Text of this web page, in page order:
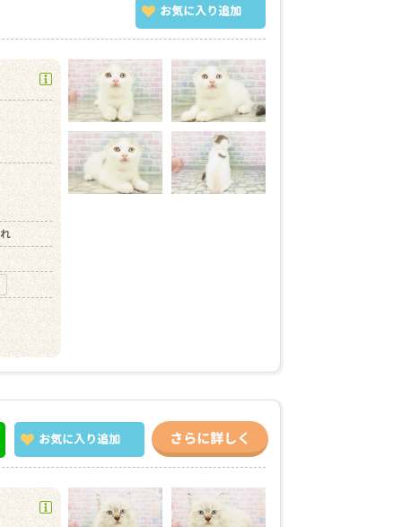
お気に入り追加
お気に入り追加 さらに詳しく